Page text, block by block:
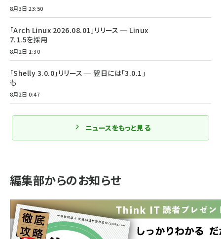
8月3日 23:50
「Arch Linux 2026.08.01」リリース ─ Linux
7.1.5を採用
8月2日 1:30
「Shelly 3.0.0」リリース ─ 翌日には「3.0.1」
も
8月2日 0:47
ニュースをもっと見る
編集部からのお知らせ